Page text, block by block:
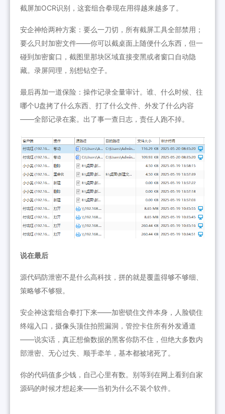
截屏加OCR识别，这套组合拳现在用得越来越多了。
安企神给两种方案：要么一刀切，所有截屏工具全部禁用；
要么只封加密文件——你可以截桌面上随便什么东西，但一
碰到加密窗口，截图里那块区域直接变黑或者窗口自动隐
藏。录屏同理，别想钻空子。
最后再加一道保险：操作记录全量审计。谁、什么时候、往
哪个U盘拷了什么东西、打了什么文件、外发了什么内容
——全部记录在案。出了事一查日志，责任人跑不掉。
说在最后
源代码防泄密不是什么高科技，拼的就是覆盖得够不够细、
策略够不够狠。
安企神这套组合拳打下来——加密锁住文件本身，人脸锁住
终端入口，摄像头顶住拍照漏洞，管控卡住所有外发通道
——说实话，真正想偷数据的黑客你防不住，但绝大多数内
部泄密、无心过失、顺手牵羊，基本都被堵死了。
你的代码值多少钱，自己心里有数。别等到在网上看到自家
源码的时候才想起来——当初为什么不装个软件。